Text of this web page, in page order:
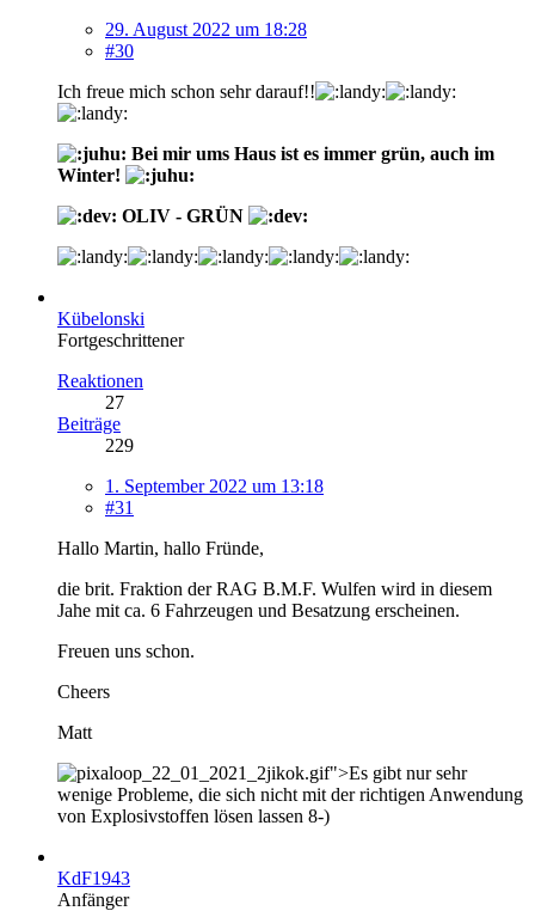
29. August 2022 um 18:28
#30
Ich freue mich schon sehr darauf!!
Bei mir ums Haus ist es immer grün, auch im
Winter!
OLIV - GRÜN
Kübelonski
Fortgeschrittener
Reaktionen
27
Beiträge
229
1. September 2022 um 13:18
#31
Hallo Martin, hallo Fründe,
die brit. Fraktion der RAG B.M.F. Wulfen wird in diesem
Jahe mit ca. 6 Fahrzeugen und Besatzung erscheinen.
Freuen uns schon.
Cheers
Matt
">Es gibt nur sehr
wenige Probleme, die sich nicht mit der richtigen Anwendung
von Explosivstoffen lösen lassen 8-)
KdF1943
Anfänger